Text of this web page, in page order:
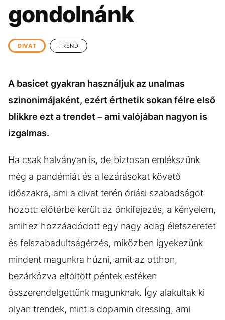
ÉLETMÓD DESIGN
BESZÉLGETÉSEK
GASZTRO
gondolnánk
DIVAT TREND
A basicet gyakran használjuk az unalmas
szinonimájaként, ezért érthetik sokan félre első
blikkre ezt a trendet – ami valójában nagyon is
izgalmas.
Ha csak halványan is, de biztosan emlékszünk
még a pandémiát és a lezárásokat követő
időszakra, ami a divat terén óriási szabadságot
hozott: előtérbe került az önkifejezés, a kényelem,
amihez hozzáadódott egy nagy adag életszeretet
és felszabadultságérzés, miközben igyekezünk
mindent magunkra húzni, amit az otthon,
bezárkózva eltöltött péntek estéken
összerendelgettünk magunknak. Így alakultak ki
olyan trendek, mint a dopamin dressing, ami